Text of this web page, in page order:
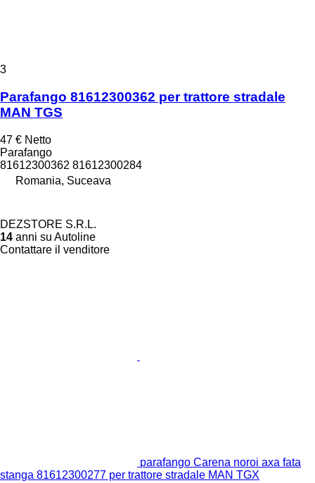
3
Parafango 81612300362 per trattore stradale
MAN TGS
47 € Netto
Parafango
81612300362 81612300284
Romania, Suceava
DEZSTORE S.R.L.
14 anni su Autoline
Contattare il venditore
parafango Carena noroi axa fata
stanga 81612300277 per trattore stradale MAN TGX